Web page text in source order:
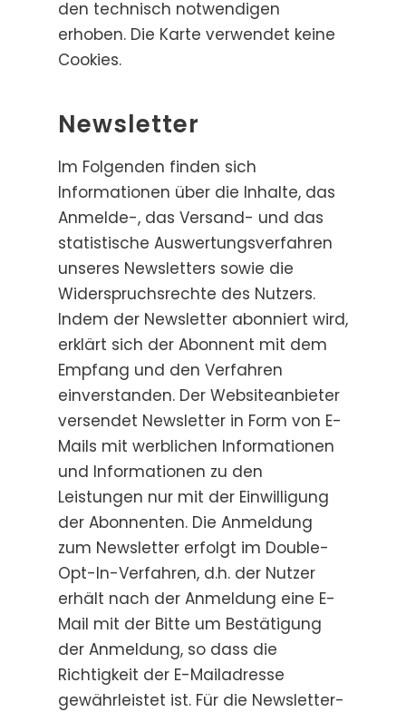
den technisch notwendigen
erhoben. Die Karte verwendet keine
Cookies.
Newsletter
Im Folgenden finden sich
Informationen über die Inhalte, das
Anmelde-, das Versand- und das
statistische Auswertungsverfahren
unseres Newsletters sowie die
Widerspruchsrechte des Nutzers.
Indem der Newsletter abonniert wird,
erklärt sich der Abonnent mit dem
Empfang und den Verfahren
einverstanden. Der Websiteanbieter
versendet Newsletter in Form von E-
Mails mit werblichen Informationen
und Informationen zu den
Leistungen nur mit der Einwilligung
der Abonnenten. Die Anmeldung
zum Newsletter erfolgt im Double-
Opt-In-Verfahren, d.h. der Nutzer
erhält nach der Anmeldung eine E-
Mail mit der Bitte um Bestätigung
der Anmeldung, so dass die
Richtigkeit der E-Mailadresse
gewährleistet ist. Für die Newsletter-